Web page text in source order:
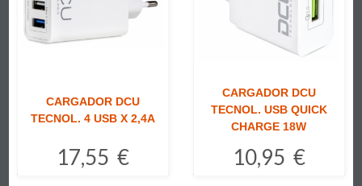
CARGADOR DCU
TECNOL. 4 USB X 2,4A
17,55 €
CARGADOR DCU
TECNOL. USB QUICK
CHARGE 18W
10,95 €